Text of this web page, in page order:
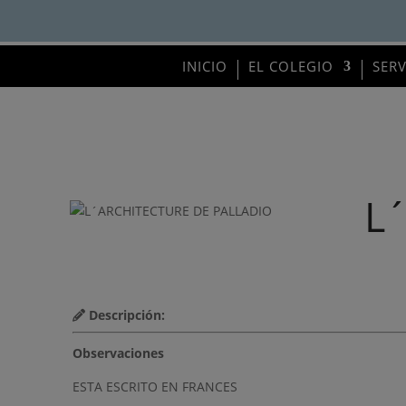
INICIO EL COLEGIO
Descripción:
Observaciones
ESTA ESCRITO EN FRANCES